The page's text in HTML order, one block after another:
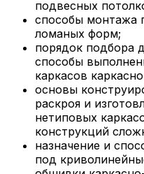
подвесных
способы монтажа
ломаных форм;
порядок подбора
способы
каркасов
основы
раскроя и
нетиповых
конструкций
назначение и
под